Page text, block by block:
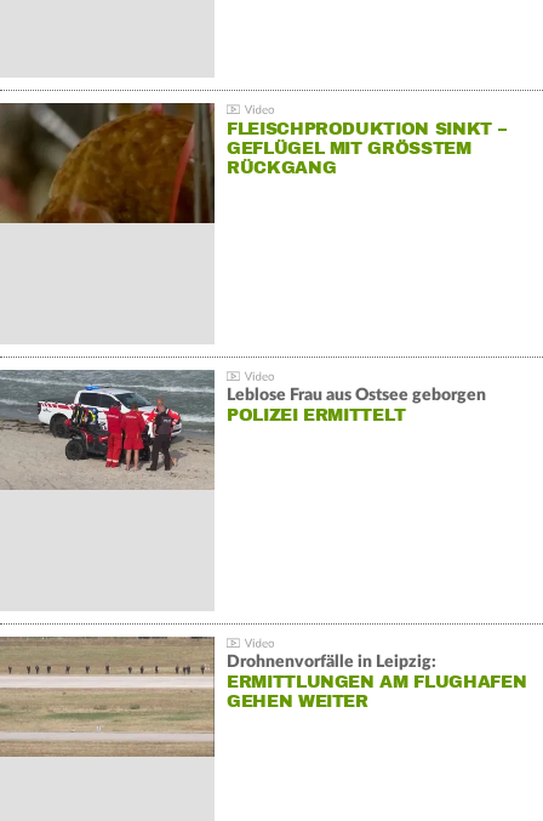
FLEISCHPRODUKTION SINKT –
GEFLÜGEL MIT GRÖSSTEM R
ÜCKGANG
Leblose Frau aus Ostsee geborgen
POLIZEI ERMITTELT
Drohnenvorfälle in Leipzig:
ERMITTLUNGEN AM FLUGHAFEN
GEHEN WEITER